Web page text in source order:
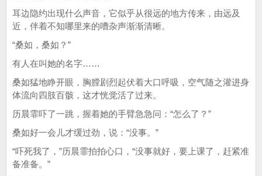
耳边隐约出现什么声音，它似乎从很远的地方传来，由远及
近，伴着不知哪里来的嘈杂声渐渐清晰。
“桑如，桑如？”
有人在叫她的名字……
桑如猛地睁开眼，胸膛剧烈起伏着大口呼吸，空气随之灌进身
体流向四肢百骸，这才恍觉活了过来。
历晨霏吓了一跳，握着她的手臂急急问：“怎么了？”
桑如好一会儿才缓过劲，说：“没事。”
“吓死我了，”历晨霏拍拍心口，“没事就好，要上课了，赶紧准
备准备。”